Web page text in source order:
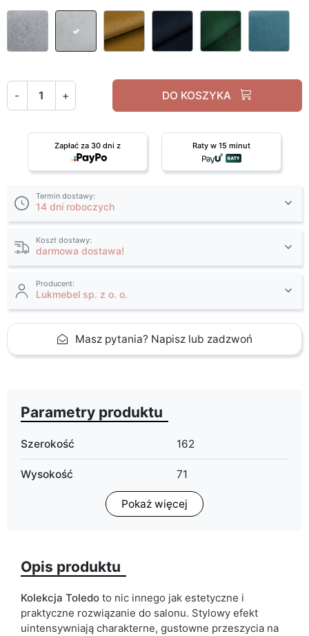
Inari 91 Jasmine 81 Kronos 01 Kronos 09 Kronos 19
- + DO KOSZYKA
Zapłać za 30 dni z Raty w 15 minut
Termin dostawy:
14 dni roboczych
Koszt dostawy:
darmowa dostawa!
Producent:
Lukmebel sp. z o. o.
Masz pytania? Napisz lub zadzwoń
Parametry produktu
Szerokość 162
Wysokość 71
85
Pojemnik na pościel
Funkcja spania tak
Termin dostawy: 14 dni roboczych
Pokaż więcej
Opis produktu
Kolekcja Toledo to nic innego jak estetyczne i
praktyczne rozwiązanie do salonu. Stylowy efekt
uintensywniają charakterne, gustowne przeszycia na